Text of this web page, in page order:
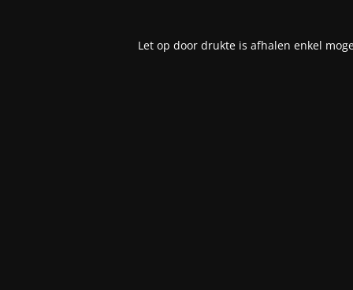
Let op door drukte is afhalen enkel